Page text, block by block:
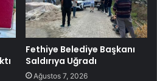
Fethiye Belediye Başkanı
Saldırıya Uğradı
Ağustos 7, 2026